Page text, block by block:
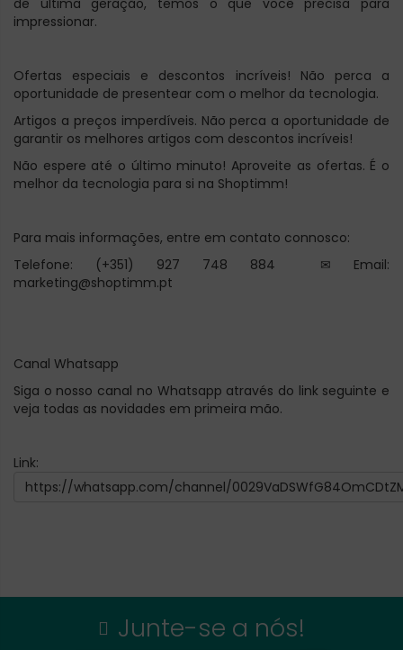
impressionar.
Ofertas especiais e descontos incríveis! Não perca a
oportunidade de presentear com o melhor da tecnologia.
Artigos a preços imperdíveis. Não perca a oportunidade de
garantir os melhores artigos com descontos incríveis!
Não espere até o último minuto! Aproveite as ofertas. É o
melhor da tecnologia para si na Shoptimm!
Para mais informações, entre em contato connosco:
Telefone: (+351) 927 748 884 ✉ Email:
marketing@shoptimm.pt
Canal Whatsapp
Siga o nosso canal no Whatsapp através do link seguinte e
veja todas as novidades em primeira mão.
Link:
https://whatsapp.com/channel/
Junte-se a nós!